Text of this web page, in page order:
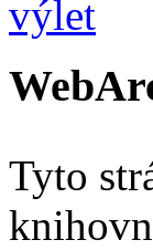
Tyto